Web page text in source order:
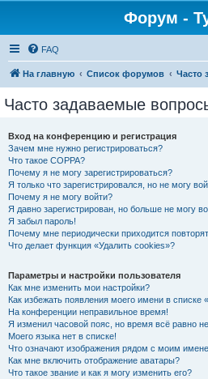
Форум -
FAQ
На главную Список форумов Часто
Часто задаваемые
Вход на конференцию и регистрация
Зачем мне нужно регистрироваться?
Что такое COPPA?
Почему я не могу зарегистрироваться?
Я только что зарегистрировался, но не могу
Почему я не могу войти?
Я давно зарегистрирован, но больше не могу
Я забыл пароль!
Почему мне периодически приходится
Что делает функция «Удалить cookies»?
Параметры и настройки пользователя
Как мне изменить мои настройки?
Как избежать появления моего имени в списке
На конференции неправильное время!
Я изменил часовой пояс, но время всё равно
Моего языка нет в списке!
Что означают изображения рядом с моим
Как мне включить отображение аватары?
Что такое звание и как я могу изменить его?